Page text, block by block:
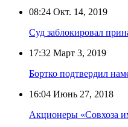
08:24 Окт. 14, 2019
Суд заблокировал
17:32 Март 3, 2019
Бортко подтвердил
16:04 Июнь 27, 2018
Акционеры «Совхоза